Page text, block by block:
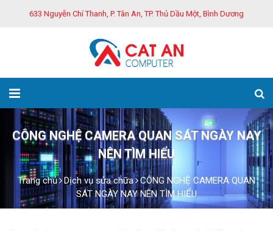
633 Nguyễn Chí Thanh, P. Tân An, TP. Thủ Dầu Một, Bình Dương
CÔNG NGHỆ CAMERA QUAN SÁT NGÀY NAY
NÊN TÌM HIỂU
Trang chủ Dịch vụ sửa chữa
CÔNG NGHỆ CAMERA QUAN
SÁT NGÀY NAY NÊN TÌM HIỂU